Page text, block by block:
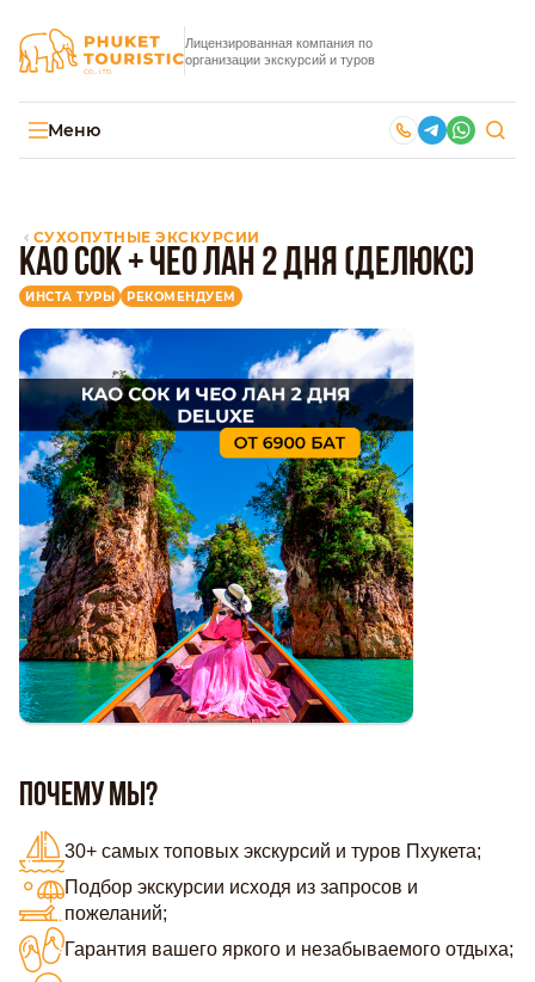
Лицензированная компания по
организации экскурсий и туров
Меню
СУХОПУТНЫЕ ЭКСКУРСИИ
Као Сок + Чео Лан 2 дня (делюкс)
ИНСТА ТУРЫ РЕКОМЕНДУЕМ
Почему мы?
30+ самых топовых экскурсий и туров Пхукета;
Подбор экскурсии исходя из запросов и
пожеланий;
Гарантия вашего яркого и незабываемого отдыха;